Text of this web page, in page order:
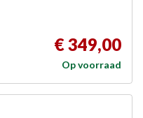
€ 349,00
Op voorraad